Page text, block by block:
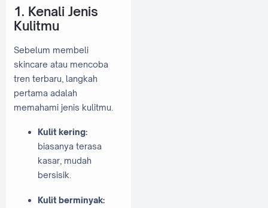
1. Kenali Jenis
Kulitmu
Sebelum membeli
skincare atau mencoba
tren terbaru, langkah
pertama adalah
memahami jenis kulitmu.
Kulit kering:
biasanya terasa
kasar, mudah
bersisik.
Kulit berminyak: